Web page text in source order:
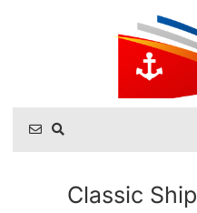
Classic Ship